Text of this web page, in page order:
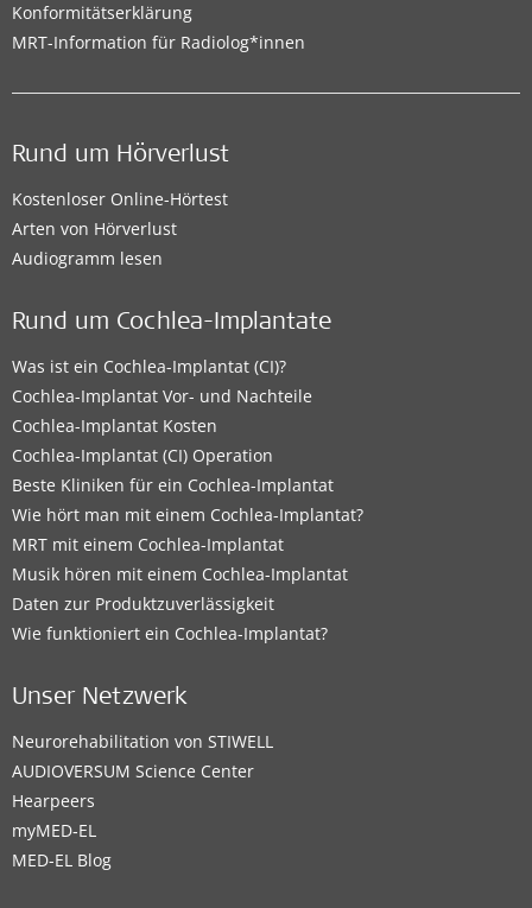
Konformitätserklärung
MRT-Information für Radiolog*innen
Rund um Hörverlust
Kostenloser Online-Hörtest
Arten von Hörverlust
Audiogramm lesen
Rund um Cochlea-Implantate
Was ist ein Cochlea-Implantat (CI)?
Cochlea-Implantat Vor- und Nachteile
Cochlea-Implantat Kosten
Cochlea-Implantat (CI) Operation
Beste Kliniken für ein Cochlea-Implantat
Wie hört man mit einem Cochlea-Implantat?
MRT mit einem Cochlea-Implantat
Musik hören mit einem Cochlea-Implantat
Daten zur Produktzuverlässigkeit
Wie funktioniert ein Cochlea-Implantat?
Unser Netzwerk
Neurorehabilitation von STIWELL
AUDIOVERSUM Science Center
Hearpeers
myMED‑EL
MED-EL Blog